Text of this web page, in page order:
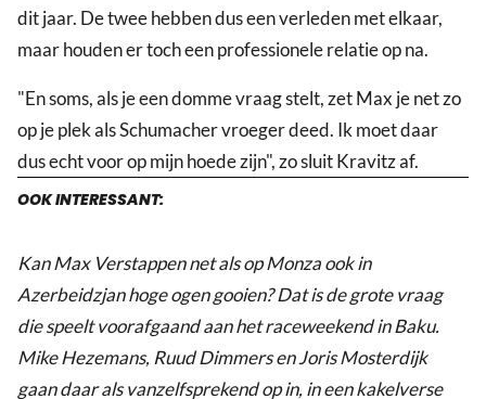
dit jaar. De twee hebben dus een verleden met elkaar,
maar houden er toch een professionele relatie op na.
"En soms, als je een domme vraag stelt, zet Max je net zo
op je plek als Schumacher vroeger deed. Ik moet daar
dus echt voor op mijn hoede zijn", zo sluit Kravitz af.
OOK INTERESSANT:
Kan Max Verstappen net als op Monza ook in
Azerbeidzjan hoge ogen gooien? Dat is de grote vraag
die speelt voorafgaand aan het raceweekend in Baku.
Mike Hezemans, Ruud Dimmers en Joris Mosterdijk
gaan daar als vanzelfsprekend op in, in een kakelverse